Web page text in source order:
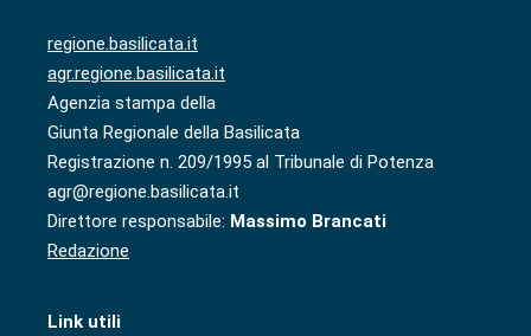
regione.basilicata.it
agr.regione.basilicata.it
Agenzia stampa della
Giunta Regionale della Basilicata
Registrazione n. 209/1995 al Tribunale di Potenza
agr@regione.basilicata.it
Direttore responsabile: Massimo Brancati
Redazione
Link utili